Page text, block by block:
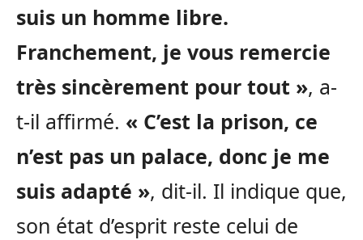
suis un homme libre.
Franchement, je vous remercie
très sincèrement pour tout », a-
t-il affirmé. « C’est la prison, ce
n’est pas un palace, donc je me
suis adapté », dit-il. Il indique que,
son état d’esprit reste celui de